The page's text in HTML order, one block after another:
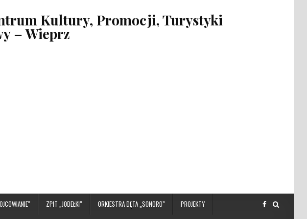
Kultury, Promocji, Turystyki
– Wieprz
ZPIT „JODEŁKI” ORKIESTRA DĘTA „SONORO” PROJEKTY